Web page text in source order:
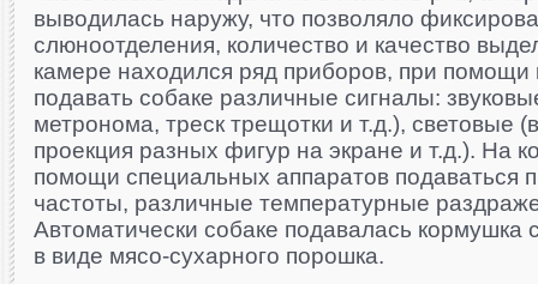
выводилась наружу, что позволяло
слюноотделения, количество и качество
камере находился ряд приборов, при
подавать собаке различные сигналы:
метронома, треск трещотки и т.д.), световые
проекция разных фигур на экране и т.д.). На
помощи специальных аппаратов подаваться
частоты, различные температурные
Автоматически собаке подавалась кормушка
в виде мясо-сухарного порошка.